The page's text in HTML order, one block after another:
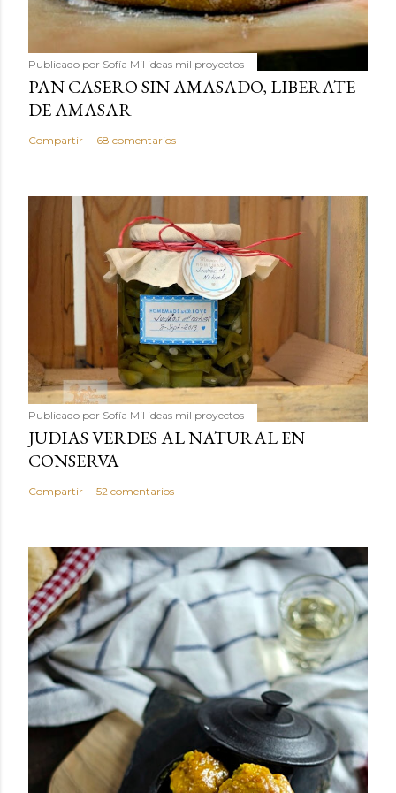
Publicado por Sofía Mil ideas mil proyectos
PAN CASERO SIN AMASADO, LIBERATE
DE AMASAR
Compartir 68 comentarios
Publicado por Sofía Mil ideas mil proyectos
JUDIAS VERDES AL NATURAL EN
CONSERVA
Compartir 52 comentarios